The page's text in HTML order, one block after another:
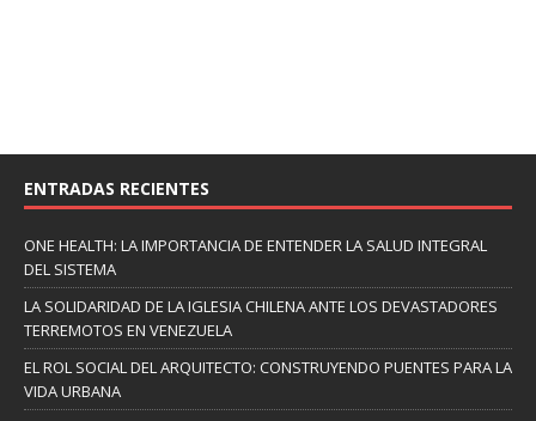
ENTRADAS RECIENTES
ONE HEALTH: LA IMPORTANCIA DE ENTENDER LA SALUD INTEGRAL
DEL SISTEMA
LA SOLIDARIDAD DE LA IGLESIA CHILENA ANTE LOS DEVASTADORES
TERREMOTOS EN VENEZUELA
EL ROL SOCIAL DEL ARQUITECTO: CONSTRUYENDO PUENTES PARA LA
VIDA URBANA